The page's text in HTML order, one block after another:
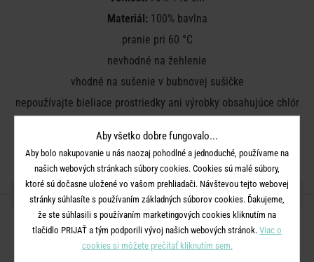
Materiál:100% bavlna
pranie pri 60 °C
nevhodné na žehlenie
vhodné na sušenie v bubnovej sušičke
nepoužívajte bieliace prostriedky ani výrobky obsahujúce chlór
Materiál:
100% bavlna
ZDIEĽAJTE S PRIATEĽMI
Aby všetko dobre fungovalo...
Aby bolo nakupovanie u nás naozaj pohodlné a jednoduché, používame na
našich webových stránkach súbory cookies. Cookies sú malé súbory,
ktoré sú dočasne uložené vo vašom prehliadači. Návštevou tejto webovej
stránky súhlasíte s používaním základných súborov cookies. Ďakujeme,
že ste súhlasili s používaním marketingových cookies kliknutím na
tlačidlo PRIJAŤ a tým podporili vývoj našich webových stránok. Viac o
cookies si môžete prečítať kliknutím sem.